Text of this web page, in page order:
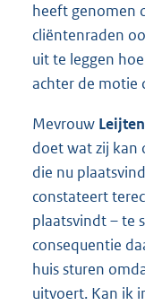
heeft genomen
cliëntenraden
uit te leggen
achter de motie
Mevrouw Leijten
doet wat zij kan
die nu
constateert
plaatsvindt – te
consequentie
huis sturen
uitvoert. Kan ik